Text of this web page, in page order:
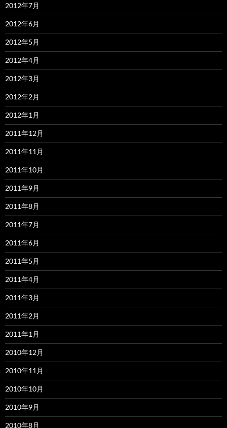
2012年7月
2012年6月
2012年5月
2012年4月
2012年3月
2012年2月
2012年1月
2011年12月
2011年11月
2011年10月
2011年9月
2011年8月
2011年7月
2011年6月
2011年5月
2011年4月
2011年3月
2011年2月
2011年1月
2010年12月
2010年11月
2010年10月
2010年9月
2010年8月